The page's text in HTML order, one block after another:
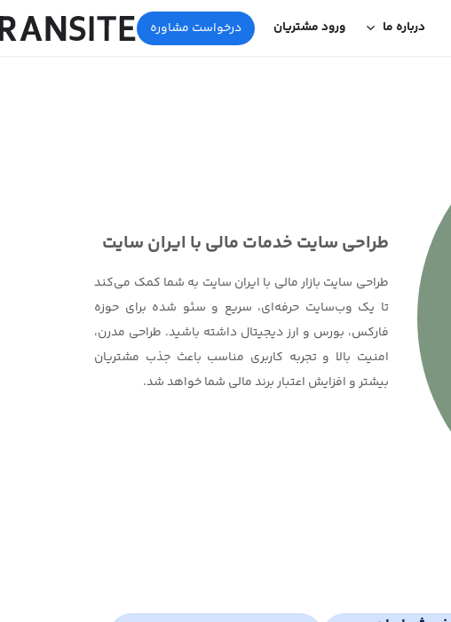
درباره ما ورود مشتریان درخواست مشاوره
طراحی سایت خدمات مالی با ایران سایت
طراحی سایت بازار مالی با ایران سایت به شما کمک می‌کند
تا یک وب‌سایت حرفه‌ای، سریع و سئو شده برای حوزه
فارکس، بورس و ارز دیجیتال داشته باشید. طراحی مدرن،
امنیت بالا و تجربه کاربری مناسب باعث جذب مشتریان
بیشتر و افزایش اعتبار برند مالی شما خواهد شد.